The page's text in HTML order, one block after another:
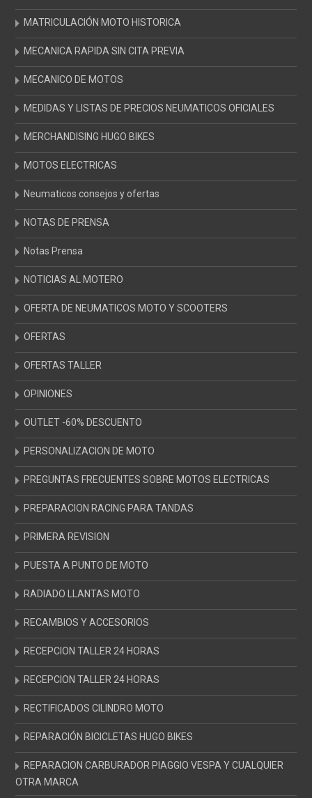
MATRICULACIÓN MOTO HISTORICA
MECANICA RAPIDA SIN CITA PREVIA
MECANICO DE MOTOS
MEDIDAS Y LISTAS DE PRECIOS NEUMATICOS OFICIALES
MERCHANDISING HUGO BIKES
MOTOS ELECTRICAS
Neumaticos consejos y ofertas
NOTAS DE PRENSA
Notas Prensa
NOTICIAS AL MOTERO
OFERTA DE NEUMATICOS MOTO Y SCOOTERS
OFERTAS
OFERTAS TALLER
OPINIONES
OUTLET -60% DESCUENTO
PERSONALIZACION DE MOTO
PREGUNTAS FRECUENTES SOBRE MOTOS ELECTRICAS
PREPARACION RACING PARA TANDAS
PRIMERA REVISION
PUESTA A PUNTO DE MOTO
RADIADO LLANTAS MOTO
RECAMBIOS Y ACCESORIOS
RECEPCION TALLER 24 HORAS
RECEPCION TALLER 24 HORAS
RECTIFICADOS CILINDRO MOTO
REPARACIÓN BICICLETAS HUGO BIKES
REPARACION CARBURADOR PIAGGIO VESPA Y CUALQUIER
OTRA MARCA